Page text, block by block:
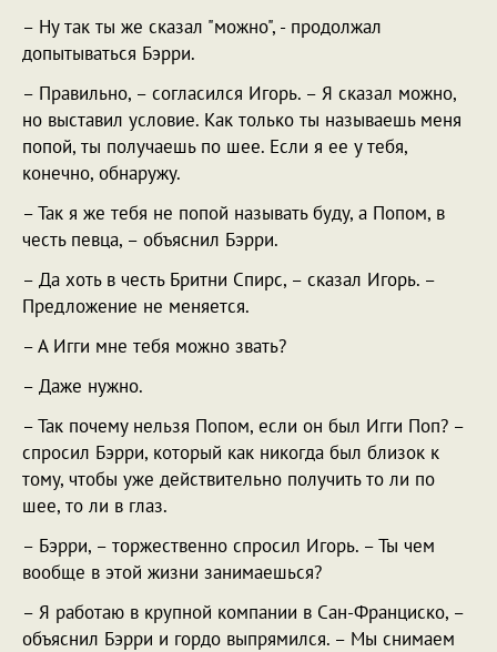
– Ну так ты же сказал "можно", - продолжал
допытываться Бэрри.
– Правильно, – согласился Игорь. – Я сказал можно,
но выставил условие. Как только ты называешь меня
попой, ты получаешь по шее. Если я ее у тебя,
конечно, обнаружу.
– Так я же тебя не попой называть буду, а Попом, в
честь певца, – объяснил Бэрри.
– Да хоть в честь Бритни Спирс, – сказал Игорь. –
Предложение не меняется.
– А Игги мне тебя можно звать?
– Даже нужно.
– Так почему нельзя Попом, если он был Игги Поп? –
спросил Бэрри, который как никогда был близок к
тому, чтобы уже действительно получить то ли по
шее, то ли в глаз.
– Бэрри, – торжественно спросил Игорь. – Ты чем
вообще в этой жизни занимаешься?
– Я работаю в крупной компании в Сан-Франциско, –
объяснил Бэрри и гордо выпрямился. – Мы снимаем